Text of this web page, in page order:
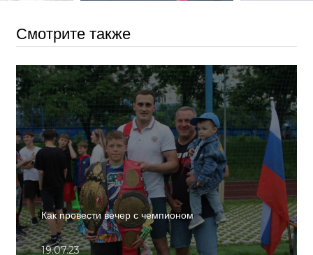
Смотрите также
Как провести вечер с чемпионом
19.07.23